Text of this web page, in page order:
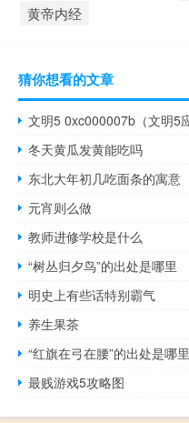
黄帝内经
猜你想看的文章
冬天黄瓜发黄能吃吗
东北大年初几吃面条的寓意
元宵则么做
教师进修学校是什么
“树丛归夕鸟”的出处是哪里
明史上有些话特别霸气
养生果茶
“红旗在弓在腰”的出处是哪里
最贱游戏5攻略图